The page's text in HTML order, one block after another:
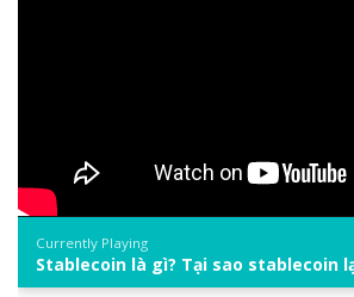
Currently Playing